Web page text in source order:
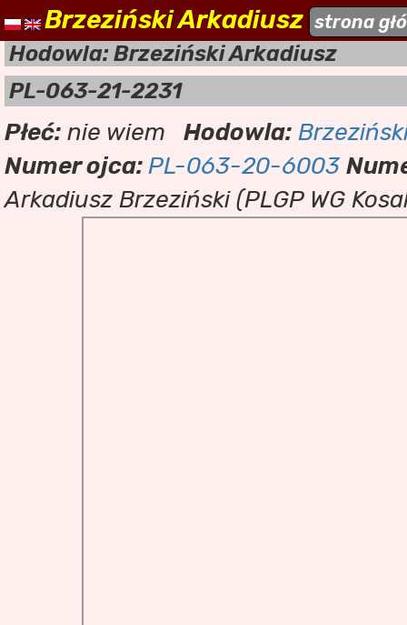
naszehodowle.pl
Brzeziński Arkadiusz strona
Hodowla: Brzeziński Arkadiusz
PL-063-21-2231
Płeć: nie wiem Hodowla:
Numer ojca:PL-063-20-6003
Arkadiusz Brzeziński (PLGP WG